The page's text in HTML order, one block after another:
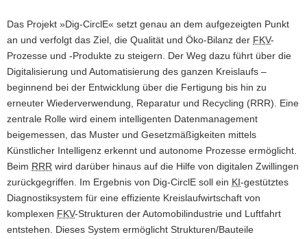
a
t
i
o
n
Das Projekt »Dig-CirclE« setzt genau an dem aufgezeigten Punkt
an und verfolgt das Ziel, die Qualität und Öko‐Bilanz der FKV-
Prozesse und -Produkte zu steigern. Der Weg dazu führt über die
Digitalisierung und Automatisierung des ganzen Kreislaufs –
beginnend bei der Entwicklung über die Fertigung bis hin zu
erneuter Wiederverwendung, Reparatur und Recycling (RRR). Eine
zentrale Rolle wird einem intelligenten Datenmanagement
beigemessen, das Muster und Gesetzmäßigkeiten mittels
Künstlicher Intelligenz erkennt und autonome Prozesse ermöglicht.
Beim RRR wird darüber hinaus auf die Hilfe von digitalen Zwillingen
zurückgegriffen. Im Ergebnis von Dig-CirclE soll ein KI-gestütztes
Diagnostiksystem für eine effiziente Kreislaufwirtschaft von
komplexen FKV-Strukturen der Automobilindustrie und Luftfahrt
entstehen. Dieses System ermöglicht Strukturen/Bauteile